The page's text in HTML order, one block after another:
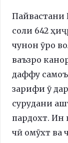
Пайвастани
соли 642
чунон ӯро
ваъзро
даффу
зарифи ӯ
сурудани
пардохт. Ин
чӣ омӯхт ва